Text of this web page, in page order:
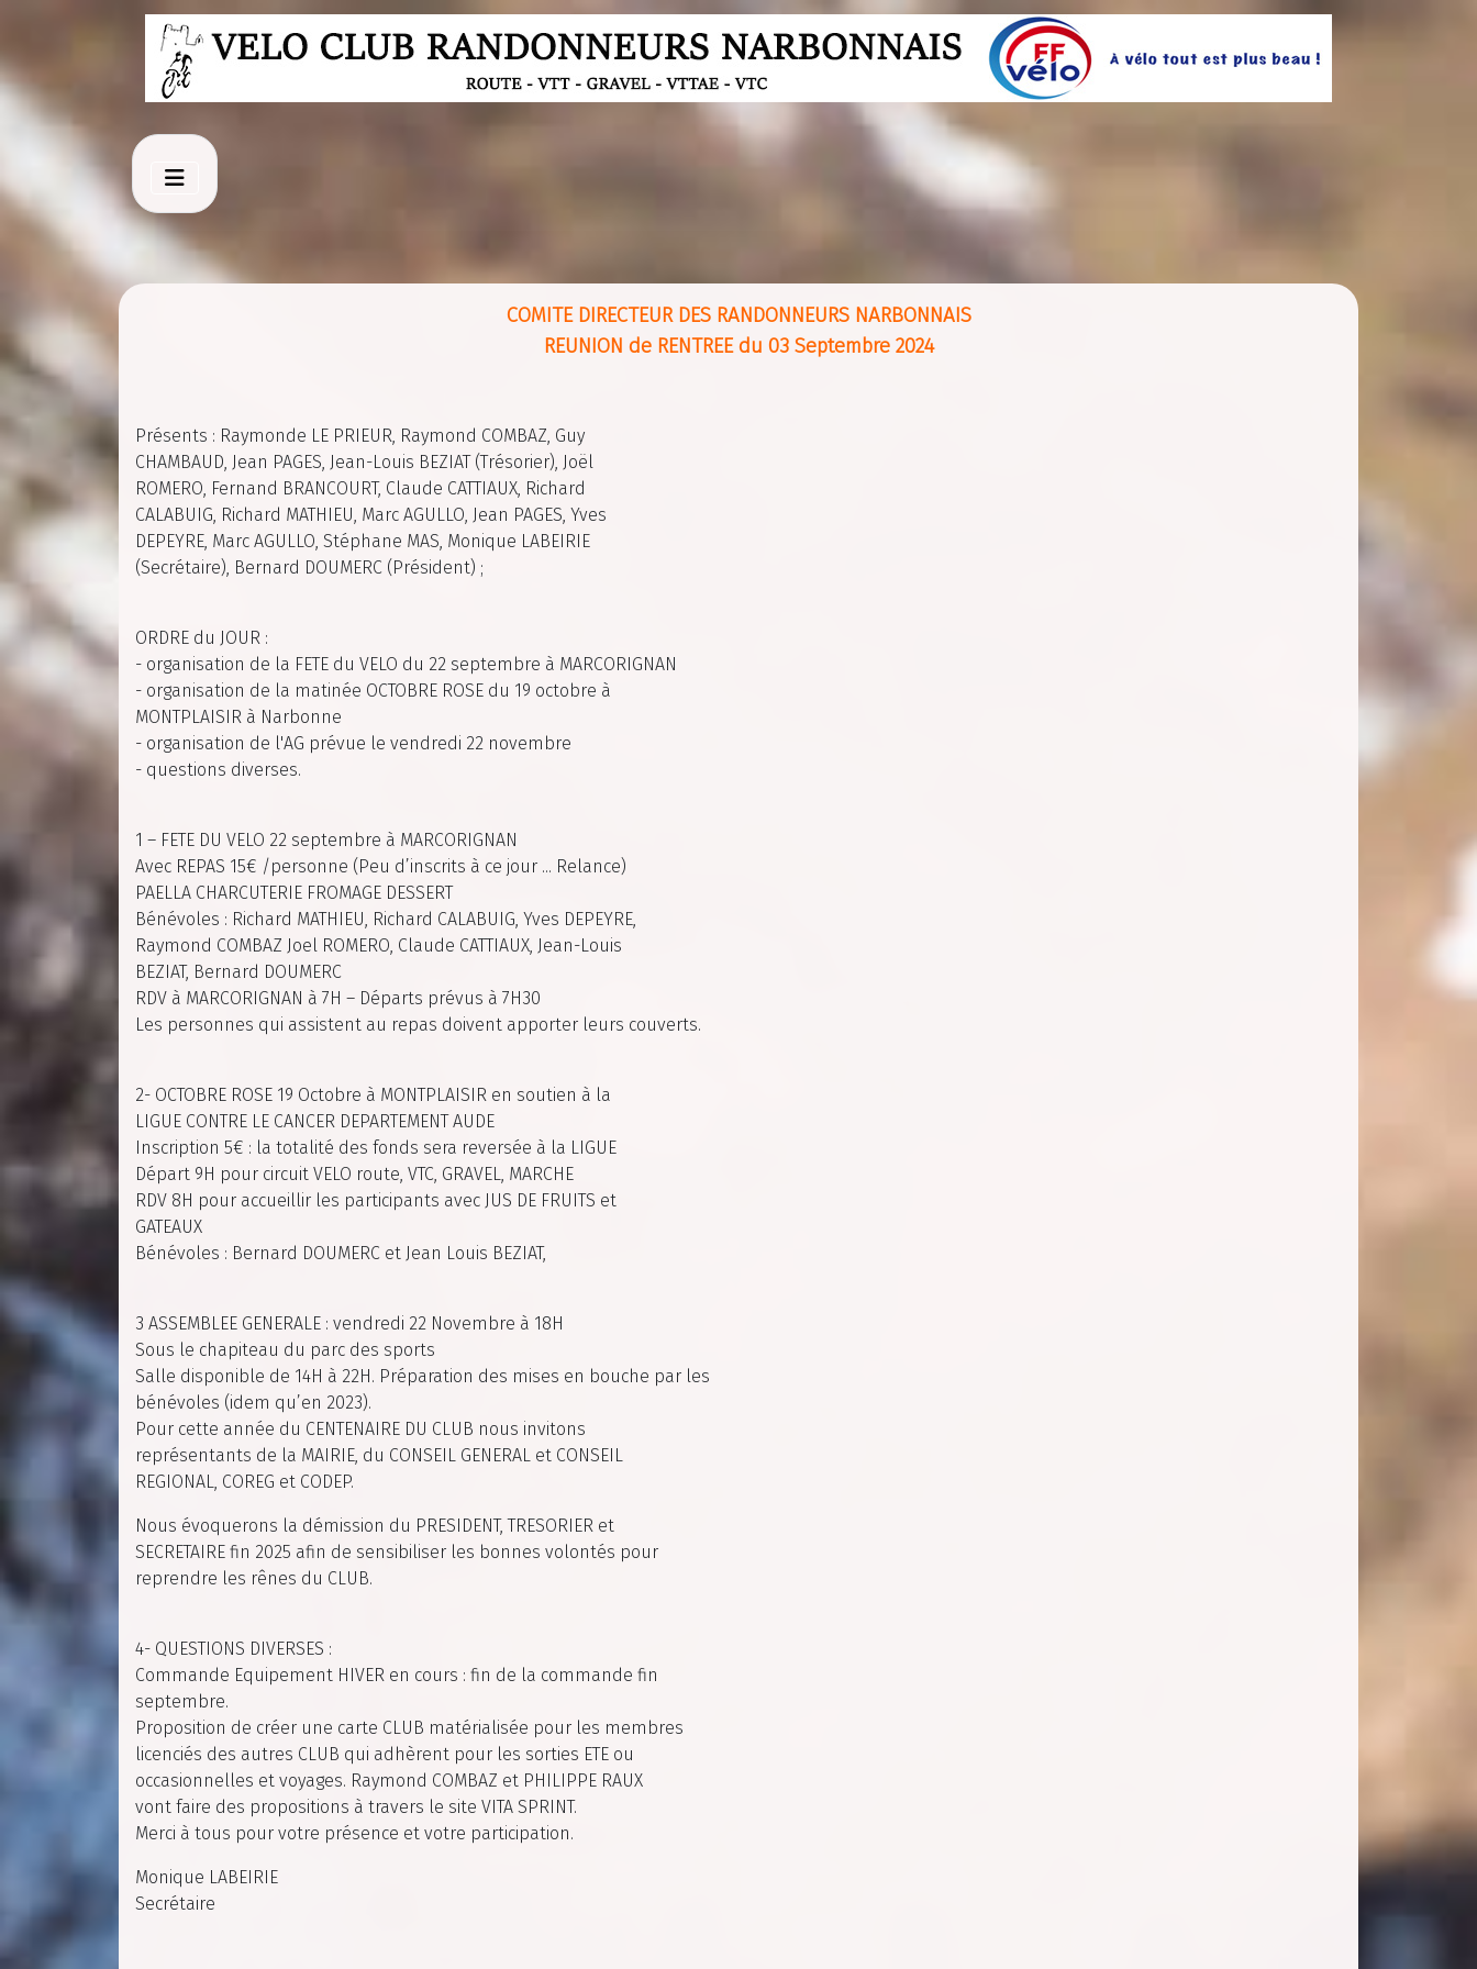
COMITE DIRECTEUR DES RANDONNEURS NARBONNAIS
REUNION de RENTREE du 03 Septembre 2024
Présents : Raymonde LE PRIEUR, Raymond COMBAZ, Guy
CHAMBAUD, Jean PAGES, Jean-Louis BEZIAT (Trésorier), Joël
ROMERO, Fernand BRANCOURT, Claude CATTIAUX, Richard
CALABUIG, Richard MATHIEU, Marc AGULLO, Jean PAGES, Yves
DEPEYRE, Marc AGULLO, Stéphane MAS, Monique LABEIRIE
(Secrétaire), Bernard DOUMERC (Président) ;
ORDRE du JOUR :
- organisation de la FETE du VELO du 22 septembre à MARCORIGNAN
- organisation de la matinée OCTOBRE ROSE du 19 octobre à
MONTPLAISIR à Narbonne
- organisation de l'AG prévue le vendredi 22 novembre
- questions diverses.
1 – FETE DU VELO 22 septembre à MARCORIGNAN
Avec REPAS 15€ /personne (Peu d’inscrits à ce jour ... Relance)
PAELLA CHARCUTERIE FROMAGE DESSERT
Bénévoles : Richard MATHIEU, Richard CALABUIG, Yves DEPEYRE,
Raymond COMBAZ Joel ROMERO, Claude CATTIAUX, Jean-Louis
BEZIAT, Bernard DOUMERC
RDV à MARCORIGNAN à 7H – Départs prévus à 7H30
Les personnes qui assistent au repas doivent apporter leurs couverts.
2- OCTOBRE ROSE 19 Octobre à MONTPLAISIR en soutien à la
LIGUE CONTRE LE CANCER DEPARTEMENT AUDE
Inscription 5€ : la totalité des fonds sera reversée à la LIGUE
Départ 9H pour circuit VELO route, VTC, GRAVEL, MARCHE
RDV 8H pour accueillir les participants avec JUS DE FRUITS et
GATEAUX
Bénévoles : Bernard DOUMERC et Jean Louis BEZIAT,
3 ASSEMBLEE GENERALE : vendredi 22 Novembre à 18H
Sous le chapiteau du parc des sports
Salle disponible de 14H à 22H. Préparation des mises en bouche par les
bénévoles (idem qu’en 2023).
Pour cette année du CENTENAIRE DU CLUB nous invitons
représentants de la MAIRIE, du CONSEIL GENERAL et CONSEIL
REGIONAL, COREG et CODEP.
Nous évoquerons la démission du PRESIDENT, TRESORIER et
SECRETAIRE fin 2025 afin de sensibiliser les bonnes volontés pour
reprendre les rênes du CLUB.
4- QUESTIONS DIVERSES :
Commande Equipement HIVER en cours : fin de la commande fin
septembre.
Proposition de créer une carte CLUB matérialisée pour les membres
licenciés des autres CLUB qui adhèrent pour les sorties ETE ou
occasionnelles et voyages. Raymond COMBAZ et PHILIPPE RAUX
vont faire des propositions à travers le site VITA SPRINT.
Merci à tous pour votre présence et votre participation.
Monique LABEIRIE
Secrétaire